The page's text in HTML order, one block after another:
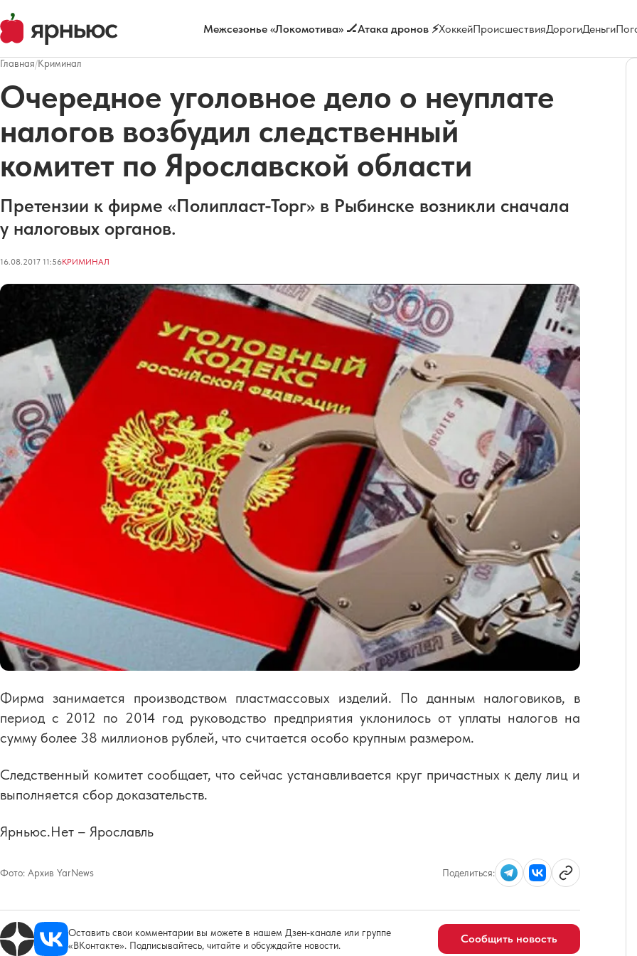
Межсезонье «Локомотива» 🏒Атака дронов ⚡ХоккейПроисшествияДорогиДеньги
Главная/Криминал
Очередное уголовное дело о неуплате
налогов возбудил следственный
комитет по Ярославской области
Претензии к фирме «Полипласт-Торг» в Рыбинске возникли сначала
у налоговых органов.
16.08.2017 11:56КРИМИНАЛ
Фирма занимается производством пластмассовых изделий. По данным налоговиков, в
период с 2012 по 2014 год руководство предприятия уклонилось от уплаты налогов на
сумму более 38 миллионов рублей, что считается особо крупным размером.
Следственный комитет сообщает, что сейчас устанавливается круг причастных к делу лиц и
выполняется сбор доказательств.
Ярньюс.Нет – Ярославль
Фото: Архив YarNews Поделиться:
Оставить свои комментарии вы можете в нашем Дзен-канале или группе
«ВКонтакте». Подписывайтесь, читайте и обсуждайте новости.
Сообщить новость